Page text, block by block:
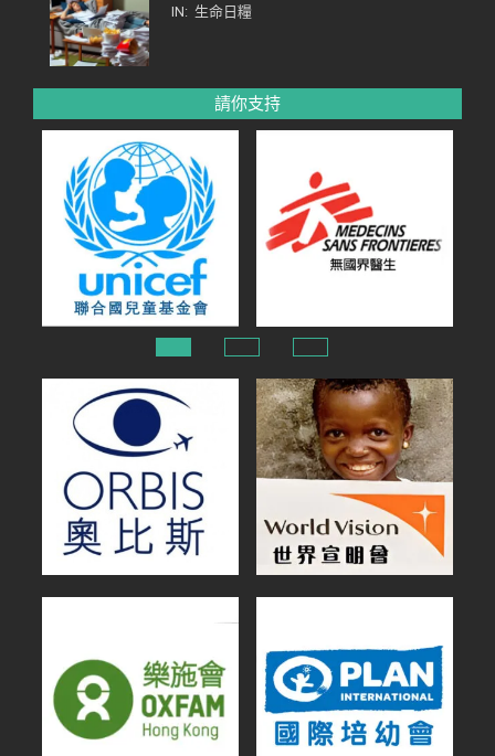
IN: 生命日糧
請你支持